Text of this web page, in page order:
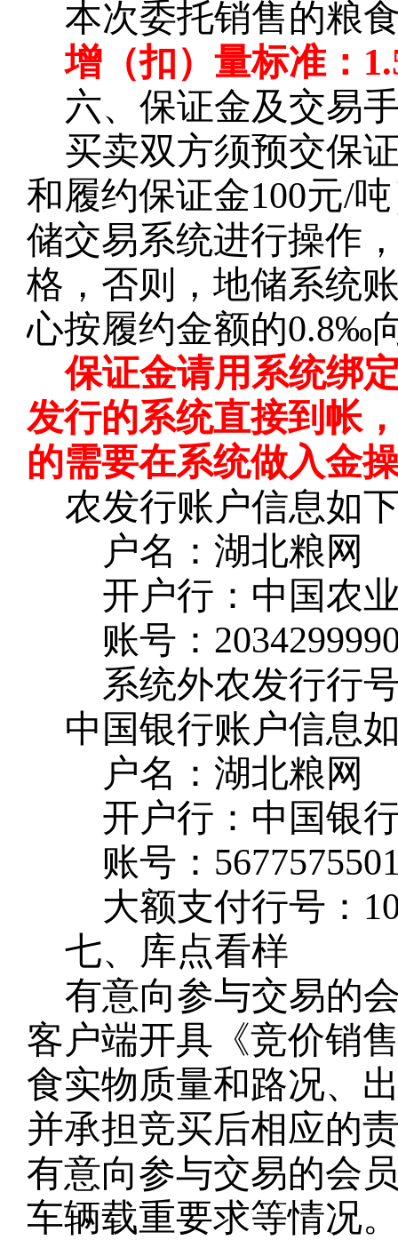
本次委托销售的粮
增（扣）量标准：
六、保证金及交易
买卖双方须预交保
和履约保证金100元/
储交易系统进行操作
格，否则，地储系统
心按履约金额的0.8‰
保证金请用系统绑
发行的系统直接到帐
的需要在系统做入金
农发行账户信息如
户名：湖北粮网
开户行：中国农
账号：
系统外农发行行
中国银行账户信息
户名：湖北粮网
开户行：中国银
账号：
大额支付行号：
七、库点看样
有意向参与交易的
客户端开具《竞价销
食实物质量和路况、
并承担竞买后相应的
有意向参与交易的会
车辆载重要求等情况